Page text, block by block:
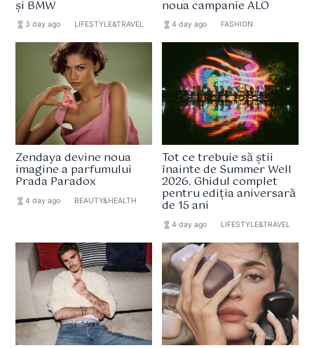
și BMW
hourglass_full 3 day ago LIFESTYLE&TRAVEL
noua campanie ALO
hourglass_full 4 day ago FASHION
Zendaya devine noua
imagine a parfumului
Prada Paradox
hourglass_full4 day ago BEAUTY&HEALTH
Tot ce trebuie să știi
înainte de Summer Well
2026. Ghidul complet
pentru ediția aniversară
de 15 ani
hourglass_full 4 day ago LIFESTYLE&TRAVEL